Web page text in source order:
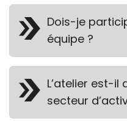
Dois-je
équipe ?
L’atelier est-
secteur